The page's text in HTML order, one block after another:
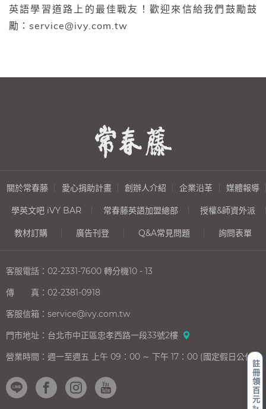
註
冊
領
百
元
英語學習道路上的最佳戰友！歡迎來信給我們鼓勵鼓
勵：service@ivy.com.tw
關於常春藤 愛心捐助計畫 創辦人介紹 企業沿革 媒體報導
學英文吧 iVY BAR 常春藤英語加盟總部 授權&師資外派
教材訂購 廣告刊登 Q&A常見問題 詢問表單
客服電話： 02-2331-7600 轉分機10 - 13
傳 真： 02-2381-0918
客服信箱： service@ivy.com.tw
門市地址： 台北市中正區忠孝西路一段33號2樓
營業時間： 週一至週五 上午 09：00 ∼ 下午 17：00 (國定假日公休)